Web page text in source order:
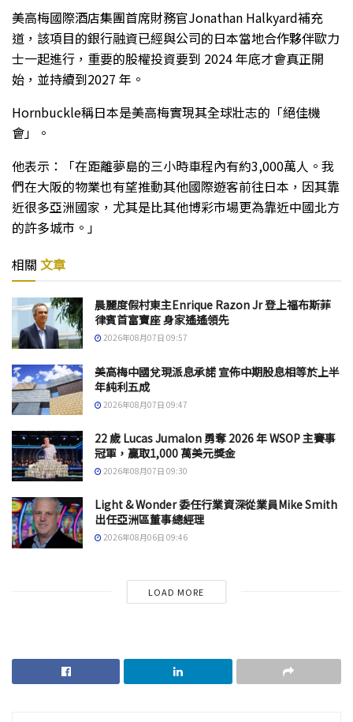
美高梅國際酒店集團首席財務官Jonathan Halkyard補充
道，該項目的銀行融資已經與公司的日本當地合作夥伴歐力
士一起進行，重要的股權投資要到 2024 年底才會真正開
始，並持續到2027 年。
Hornbuckle稱日本是美高梅實現其全球壯志的「絕佳機
會」。
他表示：「在距離夢島的三小時車程內有約3,000萬人。我
們在大阪的物業也有望推動其他國際遊客前往日本，因其靠
近很多亞洲國家，尤其是比其他博彩市場更為靠近中國北方
的許多城市。」
相關 文章
晨麗度假村東主Enrique Razon Jr 登上福布斯菲
律賓首富寶座 身家遙遙領先
2026年08月07日 09:57
美高梅中國兌現派息承諾 宣佈中期股息相等於上半
年純利五成
2026年08月07日 09:47
22 歲 Lucas Jumalon 勇奪 2026 年 WSOP 主賽事
冠軍，贏取1,000 萬美元獎金
2026年08月07日 09:30
Light & Wonder 委任行業資深從業員Mike Smith
出任亞洲區董事總經理
2026年08月06日 09:46
LOAD MORE